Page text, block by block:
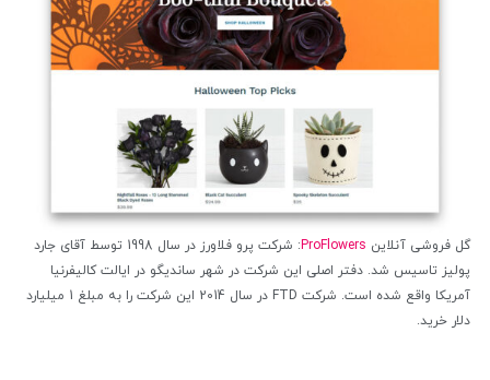
گل فروشی آنلاین ProFlowers
: شرکت پرو فلاورز در سال 1998 توسط آقای جارد
پولیز تاسیس شد. دفتر اصلی این شرکت در شهر ساندیگو در ایالت کالیفرنیا
آمریکا واقع شده است. شرکت FTD در سال 2014 این شرکت را به مبلغ 1 میلیارد
دلار خرید.